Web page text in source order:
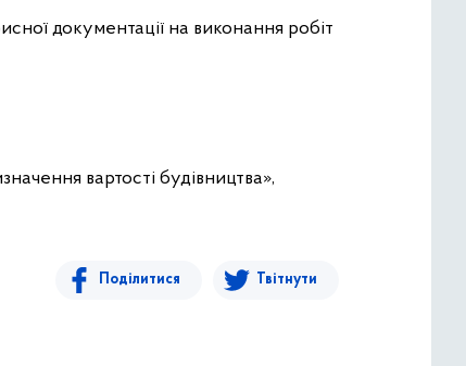
документації на виконання робіт
вартості будівництва»,
Поділитися Твітнути